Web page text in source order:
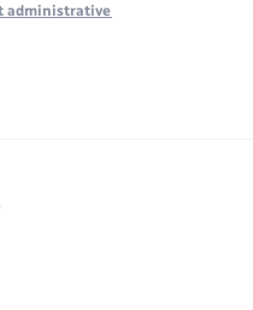
administrative